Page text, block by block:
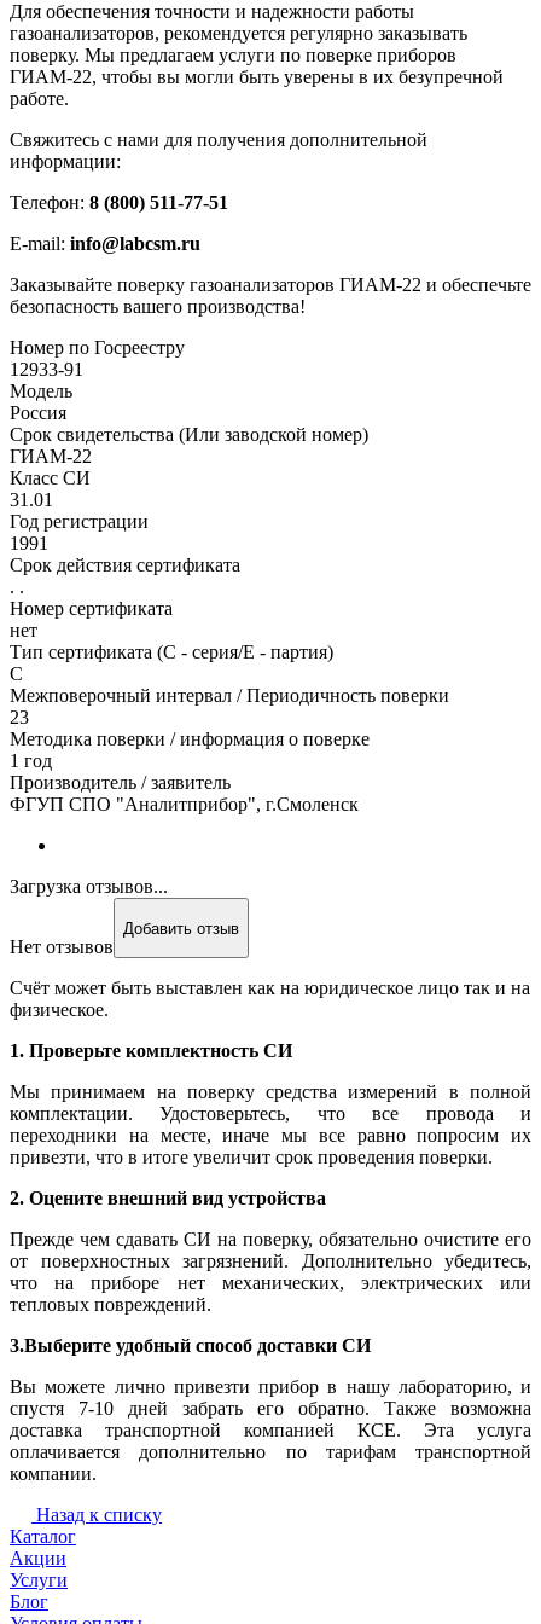
Для обеспечения точности и надежности работы
газоанализаторов, рекомендуется регулярно заказывать
поверку. Мы предлагаем услуги по поверке приборов
ГИАМ-22, чтобы вы могли быть уверены в их безупречной
работе.
Свяжитесь с нами для получения дополнительной
информации:
Телефон: 8 (800) 511-77-51
E-mail: info@labcsm.ru
Заказывайте поверку газоанализаторов ГИАМ-22 и обеспечьте
безопасность вашего производства!
Номер по Госреестру
12933-91
Модель
Россия
Срок свидетельства (Или заводской номер)
ГИАМ-22
Класс СИ
31.01
Год регистрации
1991
Срок действия сертификата
. .
Номер сертификата
нет
Тип сертификата (C - серия/E - партия)
С
Межповерочный интервал / Периодичность поверки
23
Методика поверки / информация о поверке
1 год
Производитель / заявитель
ФГУП СПО "Аналитприбор", г.Смоленск
Загрузка отзывов...
Нет отзывов
Добавить отзыв
Счёт может быть выставлен как на юридическое лицо так и на
физическое.
1. Проверьте комплектность СИ
Мы принимаем на поверку средства измерений в полной
комплектации. Удостоверьтесь, что все провода и
переходники на месте, иначе мы все равно попросим их
привезти, что в итоге увеличит срок проведения поверки.
2. Оцените внешний вид устройства
Прежде чем сдавать СИ на поверку, обязательно очистите его
от поверхностных загрязнений. Дополнительно убедитесь,
что на приборе нет механических, электрических или
тепловых повреждений.
3.Выберите удобный способ доставки СИ
Вы можете лично привезти прибор в нашу лабораторию, и
спустя 7-10 дней забрать его обратно. Также возможна
доставка транспортной компанией КСЕ. Эта услуга
оплачивается дополнительно по тарифам транспортной
компании.
Назад к списку
Каталог
Акции
Услуги
Блог